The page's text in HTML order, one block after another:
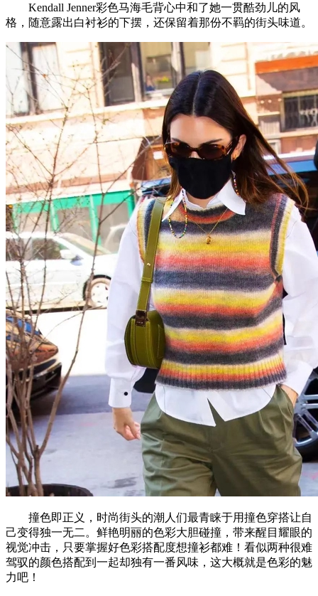
Kendall Jenner彩色马海毛背心中和了她一贯酷劲儿的风
格，随意露出白衬衫的下摆，还保留着那份不羁的街头味道。
撞色即正义，时尚街头的潮人们最青睐于用撞色穿搭让自
己变得独一无二。鲜艳明丽的色彩大胆碰撞，带来醒目耀眼的
视觉冲击，只要掌握好色彩搭配度想撞衫都难！看似两种很难
驾驭的颜色搭配到一起却独有一番风味，这大概就是色彩的魅
力吧！